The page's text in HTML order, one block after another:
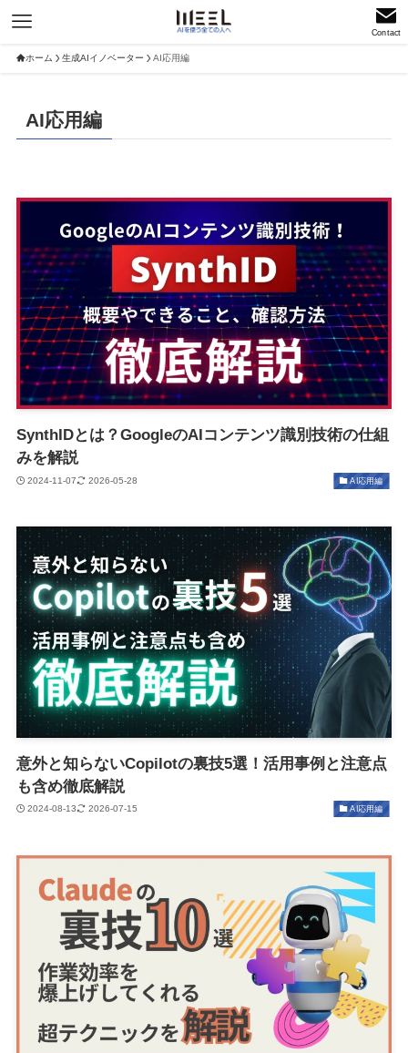
Contact
ホーム 生成AIイノベーター AI応用編
AI応用編
SynthIDとは？GoogleのAIコンテンツ識別技術の仕組
みを解説
2024-11-07 2026-05-28 AI応用編
意外と知らないCopilotの裏技5選！活用事例と注意点
も含め徹底解説
2024-08-13 2026-07-15 AI応用編